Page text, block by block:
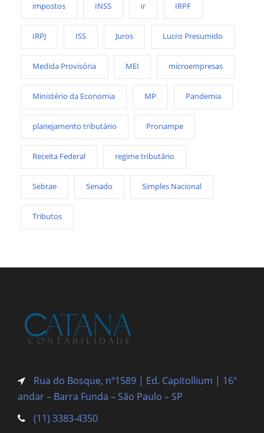
impostos INSS ir IRPF
IRPJ ISS Juros Lucro Presumido
Medida Provisória MEI microempresas
Ministério da Economia MP Pandemia
planejamento tributário Pronampe
Receita Federal regime tributário
Sebrae Senado Simples Nacional
Tributos
Rua do Bosque, nº1589 | Ed. Capitollium | 16º
andar – Barra Funda – São Paulo – SP
(11) 3383-4350